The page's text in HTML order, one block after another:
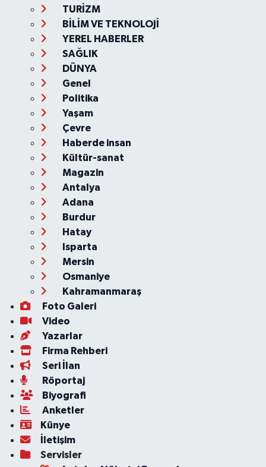
TURİZM
BİLİM VE TEKNOLOJİ
YEREL HABERLER
SAĞLIK
DÜNYA
Genel
Politika
Yaşam
Çevre
Haberde insan
Kültür-sanat
Magazin
Antalya
Adana
Burdur
Hatay
Isparta
Mersin
Osmaniye
Kahramanmaraş
Foto Galeri
Video
Yazarlar
Firma Rehberi
Seri İlan
Röportaj
Biyografi
Anketler
Künye
İletişim
Servisler